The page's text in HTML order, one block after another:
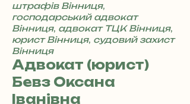
штрафів Вінниця,
господарський адвокат
Вінниця, адвокат ТЦК Вінниця,
юрист Вінниця, судовий захист
Вінниця
Адвокат (юрист)
Бевз Оксана
Іванівна